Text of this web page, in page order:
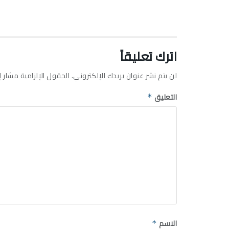
اترك تعليقاً
لن يتم نشر عنوان بريدك الإلكتروني.الحقول الإلزامية مشار
التعليق *
الاسم *